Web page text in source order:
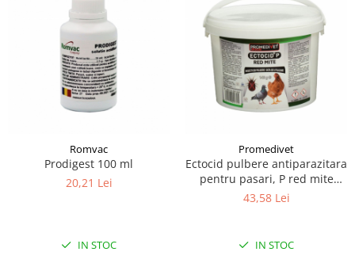
Romvac
Prodigest 100 ml
20,21 Lei
IN STOC
Promedivet
Ectocid pulbere antiparazitara
pentru pasari, P red mite
140gr
43,58 Lei
IN STOC